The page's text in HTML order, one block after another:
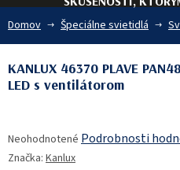
Domov Špeciálne svietidlá
KANLUX 46370 PLAVE
LED s ventilátorom
hodnotenie
produktu
Neohodnotené Podrobnosti
Značka: Kanlux